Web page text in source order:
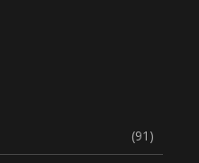
(91)